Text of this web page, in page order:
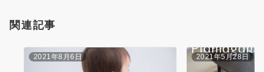
関連記事
2021年8月6日 2021年5月28日